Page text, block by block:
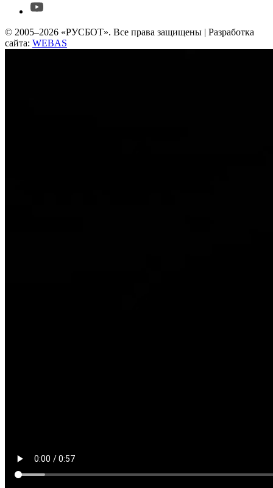
© 2005–2026 «РУСБОТ». Все права защищены | Разработка
сайта: WEBAS